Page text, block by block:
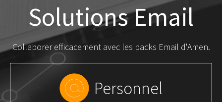
Solutions Email
Collaborer efficacement avec les packs Email d'Amen.
Personnel